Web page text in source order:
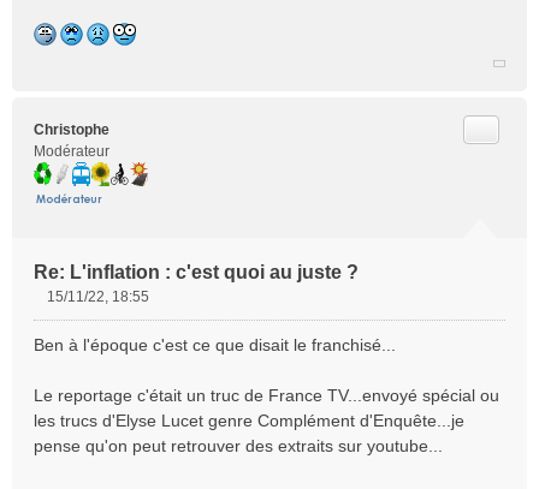
Christophe
Modérateur
Re: L'inflation : c'est quoi au juste ?
s
a
g
e
15/11/22, 18:55
Ben à l'époque c'est ce que disait le franchisé...
Le reportage c'était un truc de France TV...envoyé spécial ou
les trucs d'Elyse Lucet genre Complément d'Enquête...je
pense qu'on peut retrouver des extraits sur youtube...